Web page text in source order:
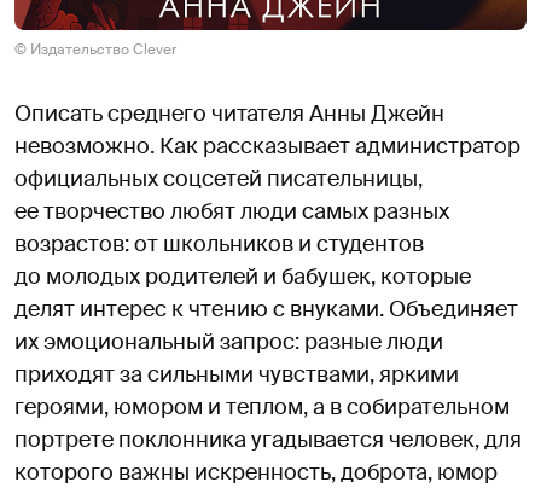
© Издательство Clever
Описать среднего читателя Анны Джейн
невозможно. Как рассказывает администратор
официальных соцсетей писательницы,
ее творчество любят люди самых разных
возрастов: от школьников и студентов
до молодых родителей и бабушек, которые
делят интерес к чтению с внуками. Объединяет
их эмоциональный запрос: разные люди
приходят за сильными чувствами, яркими
героями, юмором и теплом, а в собирательном
портрете поклонника угадывается человек, для
которого важны искренность, доброта, юмор